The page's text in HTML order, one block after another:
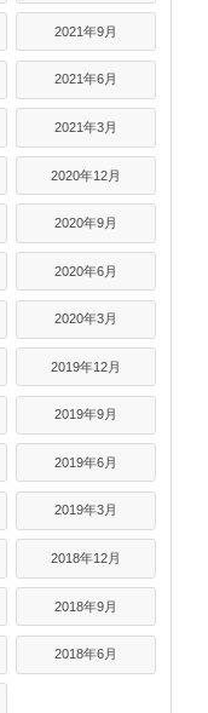
2021年9月
2021年6月
2021年3月
2020年12月
2020年9月
2020年6月
2020年3月
2019年12月
2019年9月
2019年6月
2019年3月
2018年12月
2018年9月
2018年6月